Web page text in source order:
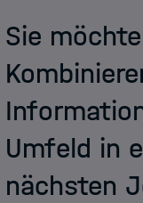
Sie
Umfeld in
nächsten